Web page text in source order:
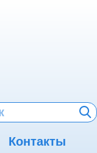
Контакты